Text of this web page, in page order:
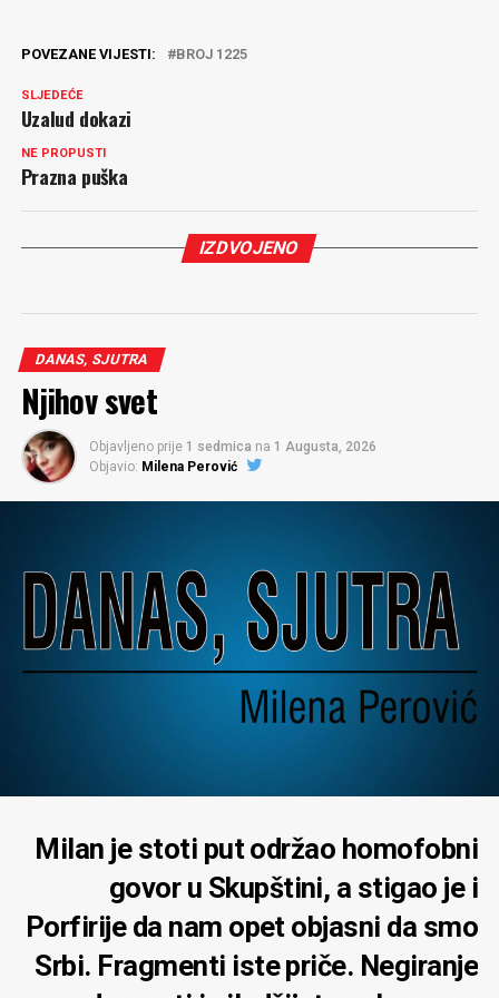
POVEZANE VIJESTI: BROJ 1225
SLJEDEĆE
Uzalud dokazi
NE PROPUSTI
Prazna puška
IZDVOJENO
DANAS, SJUTRA
Njihov svet
Objavljeno prije 1 sedmica na 1 Augusta, 2026
Objavio: Milena Perović
Milan je stoti put održao homofobni
govor u Skupštini, a stigao je i
Porfirije da nam opet objasni da smo
Srbi. Fragmenti iste priče. Negiranje